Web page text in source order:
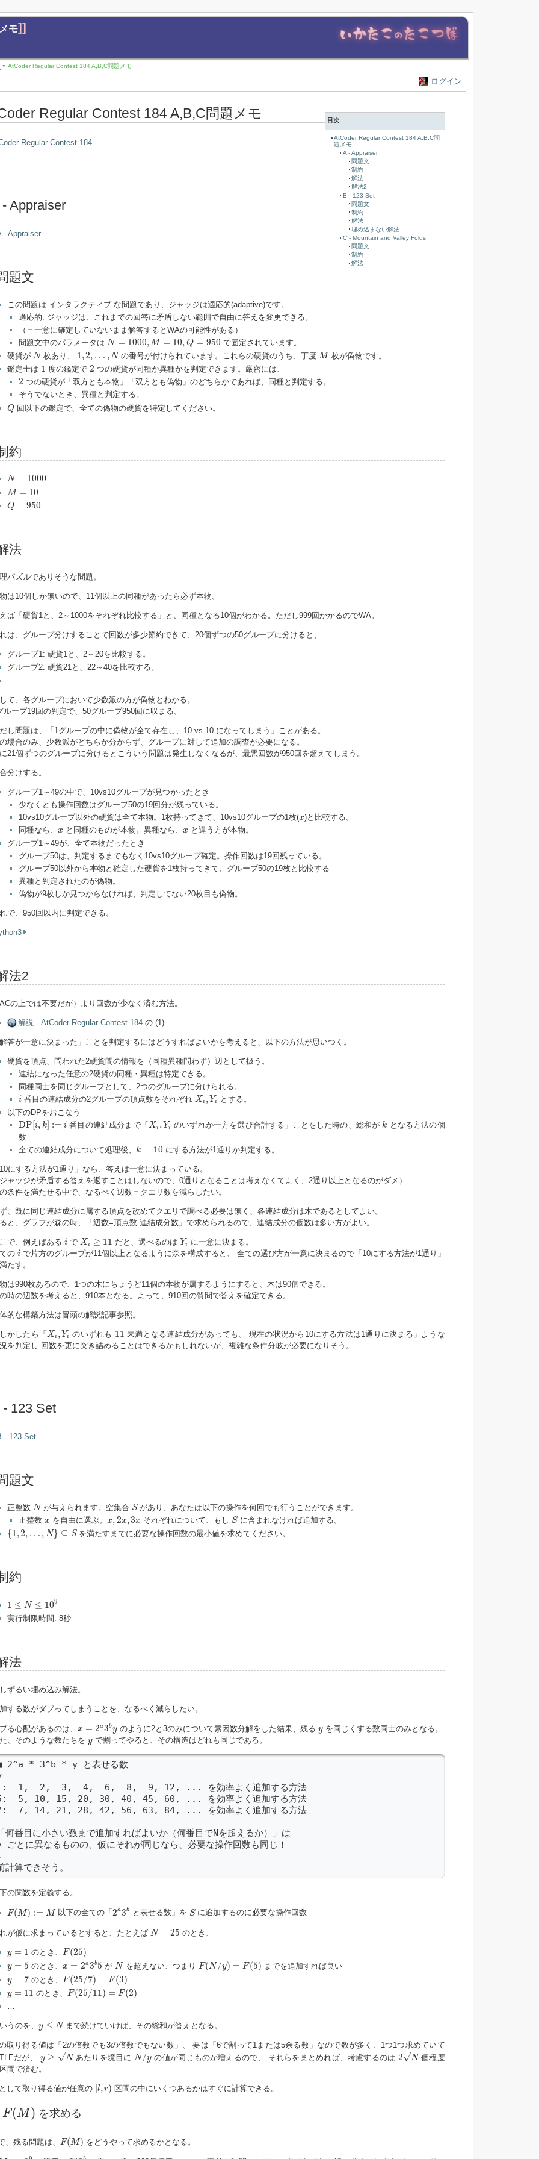
モ]]
» AtCoder Regular Contest 184 A,B,C問題メモ
ログイン
目次
AtCoder Regular Contest 184 A,B,C問
題メモ
A - Appraiser
問題文
制約
解法
解法2
B - 123 Set
問題文
制約
解法
埋め込まない解法
C - Mountain and Valley Folds
問題文
制約
解法
Regular Contest 184 A,B,C問題メモ
Regular Contest 184
Appraiser
- Appraiser
題文
この問題は インタラクティブ な問題であり、ジャッジは適応的(adaptive)です。
適応的: ジャッジは、これまでの回答に矛盾しない範囲で自由に答えを変更できる。
（＝一意に確定していないまま解答するとWAの可能性がある）
問題文中のパラメータは N = 1000,M = 10, Q = 950
N= 1000,M =10 =950
で固定されています。
硬貨が N
N 枚あり、 1,2, … ,N
1 2, の番号が付けられています。これらの硬貨のうち、丁度M
M 枚が偽物です。
鑑定士は 1
1 度の鑑定で 2
2 つの硬貨が同種か異種かを判定できます。厳密には、
2
2 つの硬貨が「双方とも本物」「双方とも偽物」のどちらかであれば、同種と判定する。
そうでないとき、異種と判定する。
Q
Q回以下の鑑定で、全ての偽物の硬貨を特定してください。
約
N = 1000
N= 1000
M = 10
M= 10
Q = 950
Q= 950
法
パズルでありそうな問題。
は10個しか無いので、11個以上の同種があったら必ず本物。
ば「硬貨1と、2～1000をそれぞれ比較する」と、同種となる10個がわかる。ただし999回かかるのでWA。
は、グループ分けすることで回数が多少節約できて、20個ずつの50グループに分けると、
グループ1: 硬貨1と、2～20を比較する。
グループ2: 硬貨21と、22～40を比較する。
て、各グループにおいて少数派の方が偽物とわかる。
ループ19回の判定で、50グループ950回に収まる。
し問題は、「1グループの中に偽物が全て存在し、10 vs 10 になってしまう」ことがある。
場合のみ、少数派がどちらか分からず、グループに対して追加の調査が必要になる。
21個ずつのグループに分けるとこういう問題は発生しなくなるが、最悪回数が950回を超えてしまう。
分けする。
グループ1～49の中で、10vs10グループが見つかったとき
少なくとも操作回数はグループ50の19回分が残っている。
10vs10グループ以外の硬貨は全て本物。1枚持ってきて、10vs10グループの1枚(x
x)と比較する。
同種なら、 x
x と同種のものが本物。異種なら、 x
x と違う方が本物。
グループ1～49が、全て本物だったとき
グループ50は、判定するまでもなく10vs10グループ確定。操作回数は19回残っている。
グループ50以外から本物と確定した硬貨を1枚持ってきて、グループ50の19枚と比較する
異種と判定されたのが偽物。
偽物が9枚しか見つからなければ、判定してない20枚目も偽物。
で、950回以内に判定できる。
法2
の上では不要だが）より回数が少なく済む方法。
解説 - AtCoder Regular Contest 184の (1)
答が一意に決まった」ことを判定するにはどうすればよいかを考えると、以下の方法が思いつく。
硬貨を頂点、問われた2硬貨間の情報を（同種異種問わず）辺として扱う。
連結になった任意の2硬貨の同種・異種は特定できる。
同種同士を同じグループとして、2つのグループに分けられる。
i 番目の連結成分の2グループの頂点数をそれぞれ Xi , Yi
Xi Yi
とする。
以下のDPをおこなう
DP[i, k] := i
DP[i, ]:= 番目の連結成分まで「 Xi , Yi
Xi, Yi のいずれか一方を選び合計する」ことをした時の、総和がk
k
となる方法の個
数
全ての連結成分について処理後、 k = 10
k 10 にする方法が1通りか判定する。
にする方法が1通り」なら、答えは一意に決まっている。
ャッジが矛盾する答えを返すことはしないので、0通りとなることは考えなくてよく、2通り以上となるのがダメ）
条件を満たせる中で、なるべく辺数＝クエリ数を減らしたい。
、既に同じ連結成分に属する頂点を改めてクエリで調べる必要は無く、各連結成分は木であるとしてよい。
と、グラフが森の時、「辺数=頂点数-連結成分数」で求められるので、連結成分の個数は多い方がよい。
で、例えばある iで Xi ≥ 11
Xi≥ 11 だと、選べるのは Yi
Yi に一意に決まる。
の i
i で片方のグループが11個以上となるように森を構成すると、 全ての選び方が一意に決まるので「10にする方法が1通り」
たす。
は990枚あるので、1つの木にちょうど11個の本物が属するようにすると、木は90個できる。
時の辺数を考えると、910本となる。よって、910回の質問で答えを確定できる。
的な構築方法は冒頭の解説記事参照。
かしたら「Xi , Yi
Xi Yi のいずれも 11
11 未満となる連結成分があっても、 現在の状況から10にする方法は1通りに決まる」ような
を判定し 回数を更に突き詰めることはできるかもしれないが、複雑な条件分岐が必要になりそう。
123 Set
- 123 Set
題文
正整数 N
N が与えられます。空集合 S
Sがあり、あなたは以下の操作を何回でも行うことができます。
正整数 x
x を自由に選ぶ。 x,2x,3x
2x x それぞれについて、もし S
Sに含まれなければ追加する。
{1,2, … , N} ⊆ S
{1, 2,… ⊆S を満たすまでに必要な操作回数の最小値を求めてください。
約
1 ≤ N ≤ 109
≤10
実行制限時間: 8秒
法
ずるい埋め込み解法。
する数がダブってしまうことを、なるべく減らしたい。
る心配があるのは、 x = 2a3by
a3by
のように2と3のみについて素因数分解をした結果、残る y
yを同じくする数同士のみとなる。
、そのような数たちを y
yで割ってやると、その構造はどれも同じである。
2^a * 3^b * y と表せる数
1,  2,  3,  4,  6,  8,  9, 12, ... を効率よく追加する方法
5, 10, 15, 20, 30, 40, 45, 60, ... を効率よく追加する方法
7, 14, 21, 28, 42, 56, 63, 84, ... を効率よく追加する方法
何番目に小さい数まで追加すればよいか（何番目でNを超えるか）」は
ごとに異なるものの、仮にそれが同じなら、必要な操作回数も同じ！
計算できそう。
の関数を定義する。
F(M) := M
F(M ):= 以下の全ての「2a3b
a 3b
と表せる数」を S
Sに追加するのに必要な操作回数
が仮に求まっているとすると、たとえば N = 25
N= 25 のとき、
y = 1 のとき、 F(25)
F(25)
y = 5 のとき、x = 2a3b5
= a3b5
がN
N を超えない、つまり F(N/y) = F(5)
F(N/y) =F ) までを追加すれば良い
y = 7 のとき、 F(25/7) = F(3)
F(25/ 7)= )
y = 11
11 のとき、 F(25/11) = F(2)
F(25/ 11 )= 2)
うのを、 y ≤ N
N まで続けていけば、その総和が答えとなる。
取り得る値は「2の倍数でも3の倍数でもない数」、 要は「6で割って1または5余る数」なので数が多く、1つ1つ求めていて
だが、 y ≥ √N
y≥N
あたりを境目に N/y
N/ y の値が同じものが増えるので、 それらをまとめれば、考慮するのは 2√N
2N
個程度
間で済む。
して取り得る値が任意の [l,r)
[l, 区間の中にいくつあるかはすぐに計算できる。
F(M)
F(M ) を求める
、残る問題は、 F(M)
F(M ) をどうやって求めるかとなる。
≤ a 3b